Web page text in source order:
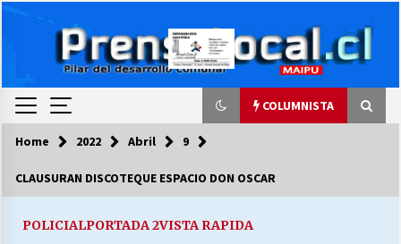
COLUMNISTA
COLUMNISTA
cuándo van a bajar?
Home 2022 Abril 9
CLAUSURAN DISCOTEQUE ESPACIO DON OSCAR
POLICIALPORTADA 2VISTA RAPIDA